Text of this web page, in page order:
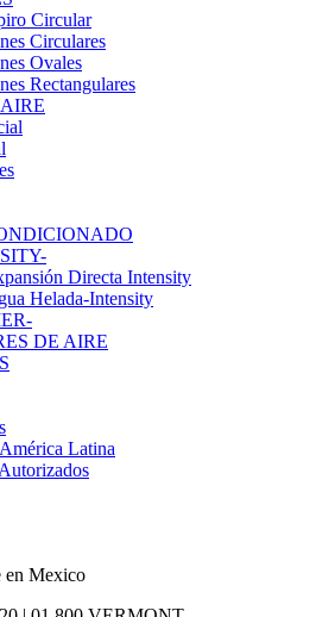
Circular
Circulares
Ovales
Rectangulares
Directa Intensity
Helada-Intensity
DE AIRE
Latina
en Mexico